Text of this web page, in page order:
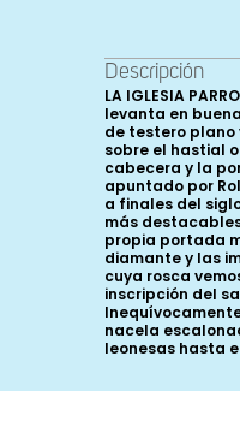
Descripción
LA IGLESIA
levanta en
de testero plano
sobre el hastial
cabecera y la
apuntado por
a finales del
más
propia portada
diamante y las
cuya rosca
inscripción del
nacela
leonesas hasta